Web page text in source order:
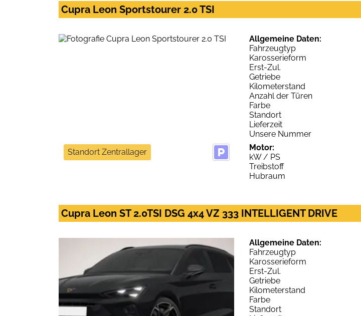
Cupra Leon Sportstourer 2.0 TSI
Standort Zentrallager
Allgemeine Daten:
Fahrzeugtyp
Karosserieform
Erst-Zul.
Getriebe
Kilometerstand
Anzahl der Türen
Farbe
Standort
Lieferzeit
Unsere Nummer
Motor:
kW / PS
Treibstoff
Hubraum
Cupra Leon ST 2.0TSI DSG 4x4 VZ 333 INTELLIGENT DRIVE
Allgemeine Daten:
Fahrzeugtyp
Karosserieform
Erst-Zul.
Getriebe
Kilometerstand
Farbe
Standort